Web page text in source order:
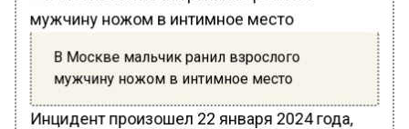
В Москве мальчик ранил взрослого
мужчину ножом в интимное место
Инцидент произошел 22 января 2024 года,